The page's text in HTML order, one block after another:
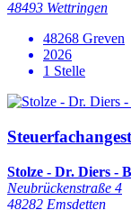
48493 Wettringen
48268 Greven
2026
1 Stelle
Stolze - Dr. Diers -
Neubrückenstraße 4
48282 Emsdetten